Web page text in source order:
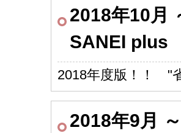
2018年10月
SANEI plus
2018年度版！！ "
2018年9月